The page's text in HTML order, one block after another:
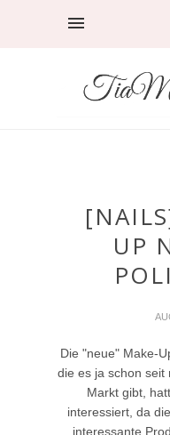
UP
Die "neue" Make-
die es ja schon seit
Markt gibt,
interessiert, da
interessante